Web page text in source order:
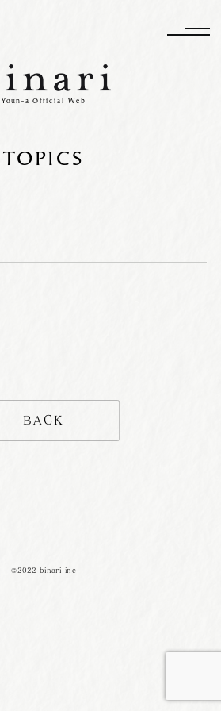
Youn-a Official Web
TOPICS
BACK
©2022 binari inc